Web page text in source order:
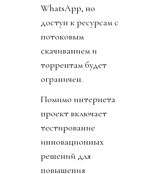
WhatsApp, но
доступ к ресурсам с
потоковым
скачиванием и
торрентам будет
ограничен.
Помимо интернета
проект включает
тестирование
инновационных
решений для
повышения